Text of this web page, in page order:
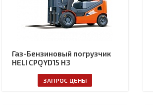
Газ-Бензиновый погрузчик
HELI CPQYD15 H3
ЗАПРОС ЦЕНЫ